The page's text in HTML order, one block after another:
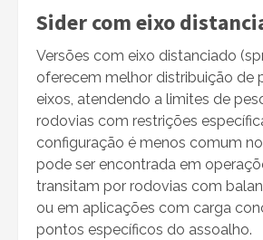
Sider com eixo
Versões com eixo distanciado
oferecem melhor distribuição de
eixos, atendendo a limites de
rodovias com restrições
configuração é menos comum
pode ser encontrada em
transitam por rodovias com
ou em aplicações com carga
pontos específicos do assoalho.